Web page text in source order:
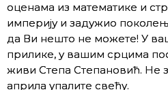
оценама из математике и
империју и задужио
да Ви нешто не можете! У
прилике, у вашим срцима
живи Степа Степановић. Не
априла упалите свећу.